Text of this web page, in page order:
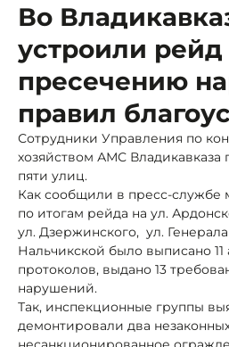
Во
устроили рейд
пресечению
правил
Сотрудники Управления по
хозяйством АМС Владикавказа
пяти улиц.
Как сообщили в пресс-службе
по итогам рейда на ул.
ул. Дзержинского, ул.
Нальчикской было выписано
протоколов, выдано 13
нарушений.
Так, инспекционные группы
демонтировали два